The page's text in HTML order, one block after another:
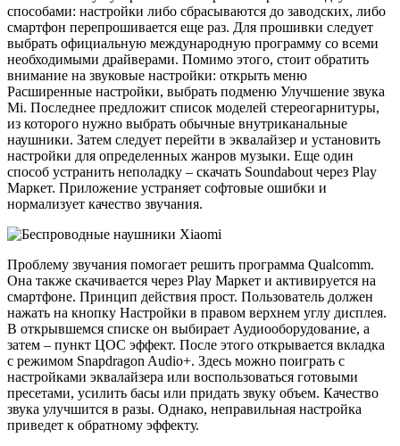
способами: настройки либо сбрасываются до заводских, либо
смартфон перепрошивается еще раз. Для прошивки следует
выбрать официальную международную программу со всеми
необходимыми драйверами. Помимо этого, стоит обратить
внимание на звуковые настройки: открыть меню
Расширенные настройки, выбрать подменю Улучшение звука
Mi. Последнее предложит список моделей стереогарнитуры,
из которого нужно выбрать обычные внутриканальные
наушники. Затем следует перейти в эквалайзер и установить
настройки для определенных жанров музыки. Еще один
способ устранить неполадку – скачать Soundabout через Play
Маркет. Приложение устраняет софтовые ошибки и
нормализует качество звучания.
Проблему звучания помогает решить программа Qualcomm.
Она также скачивается через Play Маркет и активируется на
смартфоне. Принцип действия прост. Пользователь должен
нажать на кнопку Настройки в правом верхнем углу дисплея.
В открывшемся списке он выбирает Аудиооборудование, а
затем – пункт ЦОС эффект. После этого открывается вкладка
с режимом Snapdragon Audio+. Здесь можно поиграть с
настройками эквалайзера или воспользоваться готовыми
пресетами, усилить басы или придать звуку объем. Качество
звука улучшится в разы. Однако, неправильная настройка
приведет к обратному эффекту.